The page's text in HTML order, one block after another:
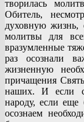
творилась
Обитель,
духовную жизнь,
молитвы для
вразумленные
раз осознали
жизненную
причащения
наших. И если
народу, если еще
осознаем